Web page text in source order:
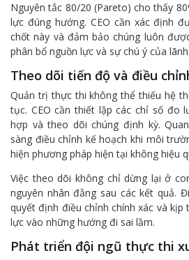
Nguyên tắc 80/20 (Pareto) cho thấy
lực đúng hướng. CEO cần xác định
chốt này và đảm bảo chúng luôn
phân bổ nguồn lực và sự chú ý của
Theo dõi tiến độ và điều
Quản trị thực thi không thể thiếu hệ
tục. CEO cần thiết lập các chỉ số đo
hợp và theo dõi chúng định kỳ.
sàng điều chỉnh kế hoạch khi môi
hiện phương pháp hiện tại không hiệu
Việc theo dõi không chỉ dừng lại ở
nguyên nhân đằng sau các kết quả.
quyết định điều chỉnh chính xác và kịp
lực vào những hướng đi sai lầm.
Phát triển đội ngũ thực thi